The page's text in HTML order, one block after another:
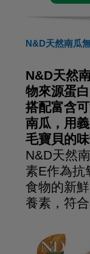
N&D天然南瓜
N&D天然
物來源蛋
搭配富含
南瓜，用
毛寶貝的味
N&D天然
素E作為抗
食物的新
養素，符